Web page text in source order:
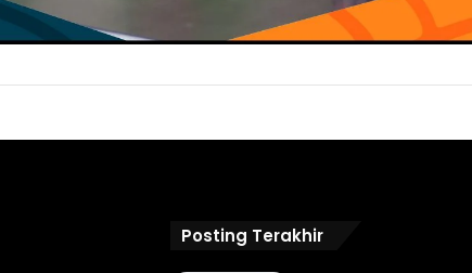
Posting Terakhir